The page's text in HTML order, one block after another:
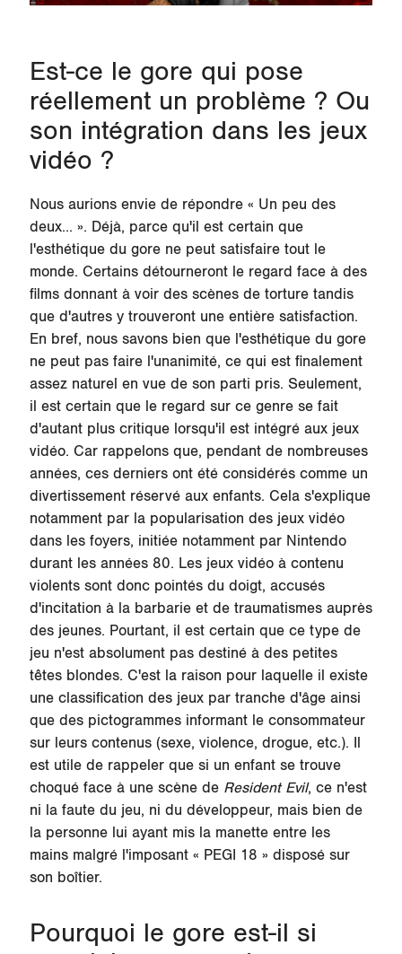
Est-ce le gore qui pose
réellement un problème ? Ou
son intégration dans les jeux
vidéo ?
Nous aurions envie de répondre « Un peu des
deux... ». Déjà, parce qu'il est certain que
l'esthétique du gore ne peut satisfaire tout le
monde. Certains détourneront le regard face à des
films donnant à voir des scènes de torture tandis
que d'autres y trouveront une entière satisfaction.
En bref, nous savons bien que l'esthétique du gore
ne peut pas faire l'unanimité, ce qui est finalement
assez naturel en vue de son parti pris. Seulement,
il est certain que le regard sur ce genre se fait
d'autant plus critique lorsqu'il est intégré aux jeux
vidéo. Car rappelons que, pendant de nombreuses
années, ces derniers ont été considérés comme un
divertissement réservé aux enfants. Cela s'explique
notamment par la popularisation des jeux vidéo
dans les foyers, initiée notamment par Nintendo
durant les années 80. Les jeux vidéo à contenu
violents sont donc pointés du doigt, accusés
d'incitation à la barbarie et de traumatismes auprès
des jeunes. Pourtant, il est certain que ce type de
jeu n'est absolument pas destiné à des petites
têtes blondes. C'est la raison pour laquelle il existe
une classification des jeux par tranche d'âge ainsi
que des pictogrammes informant le consommateur
sur leurs contenus (sexe, violence, drogue, etc.). Il
est utile de rappeler que si un enfant se trouve
choqué face à une scène de Resident Evil, ce n'est
ni la faute du jeu, ni du développeur, mais bien de
la personne lui ayant mis la manette entre les
mains malgré l'imposant « PEGI 18 » disposé sur
son boîtier.
Pourquoi le gore est-il si